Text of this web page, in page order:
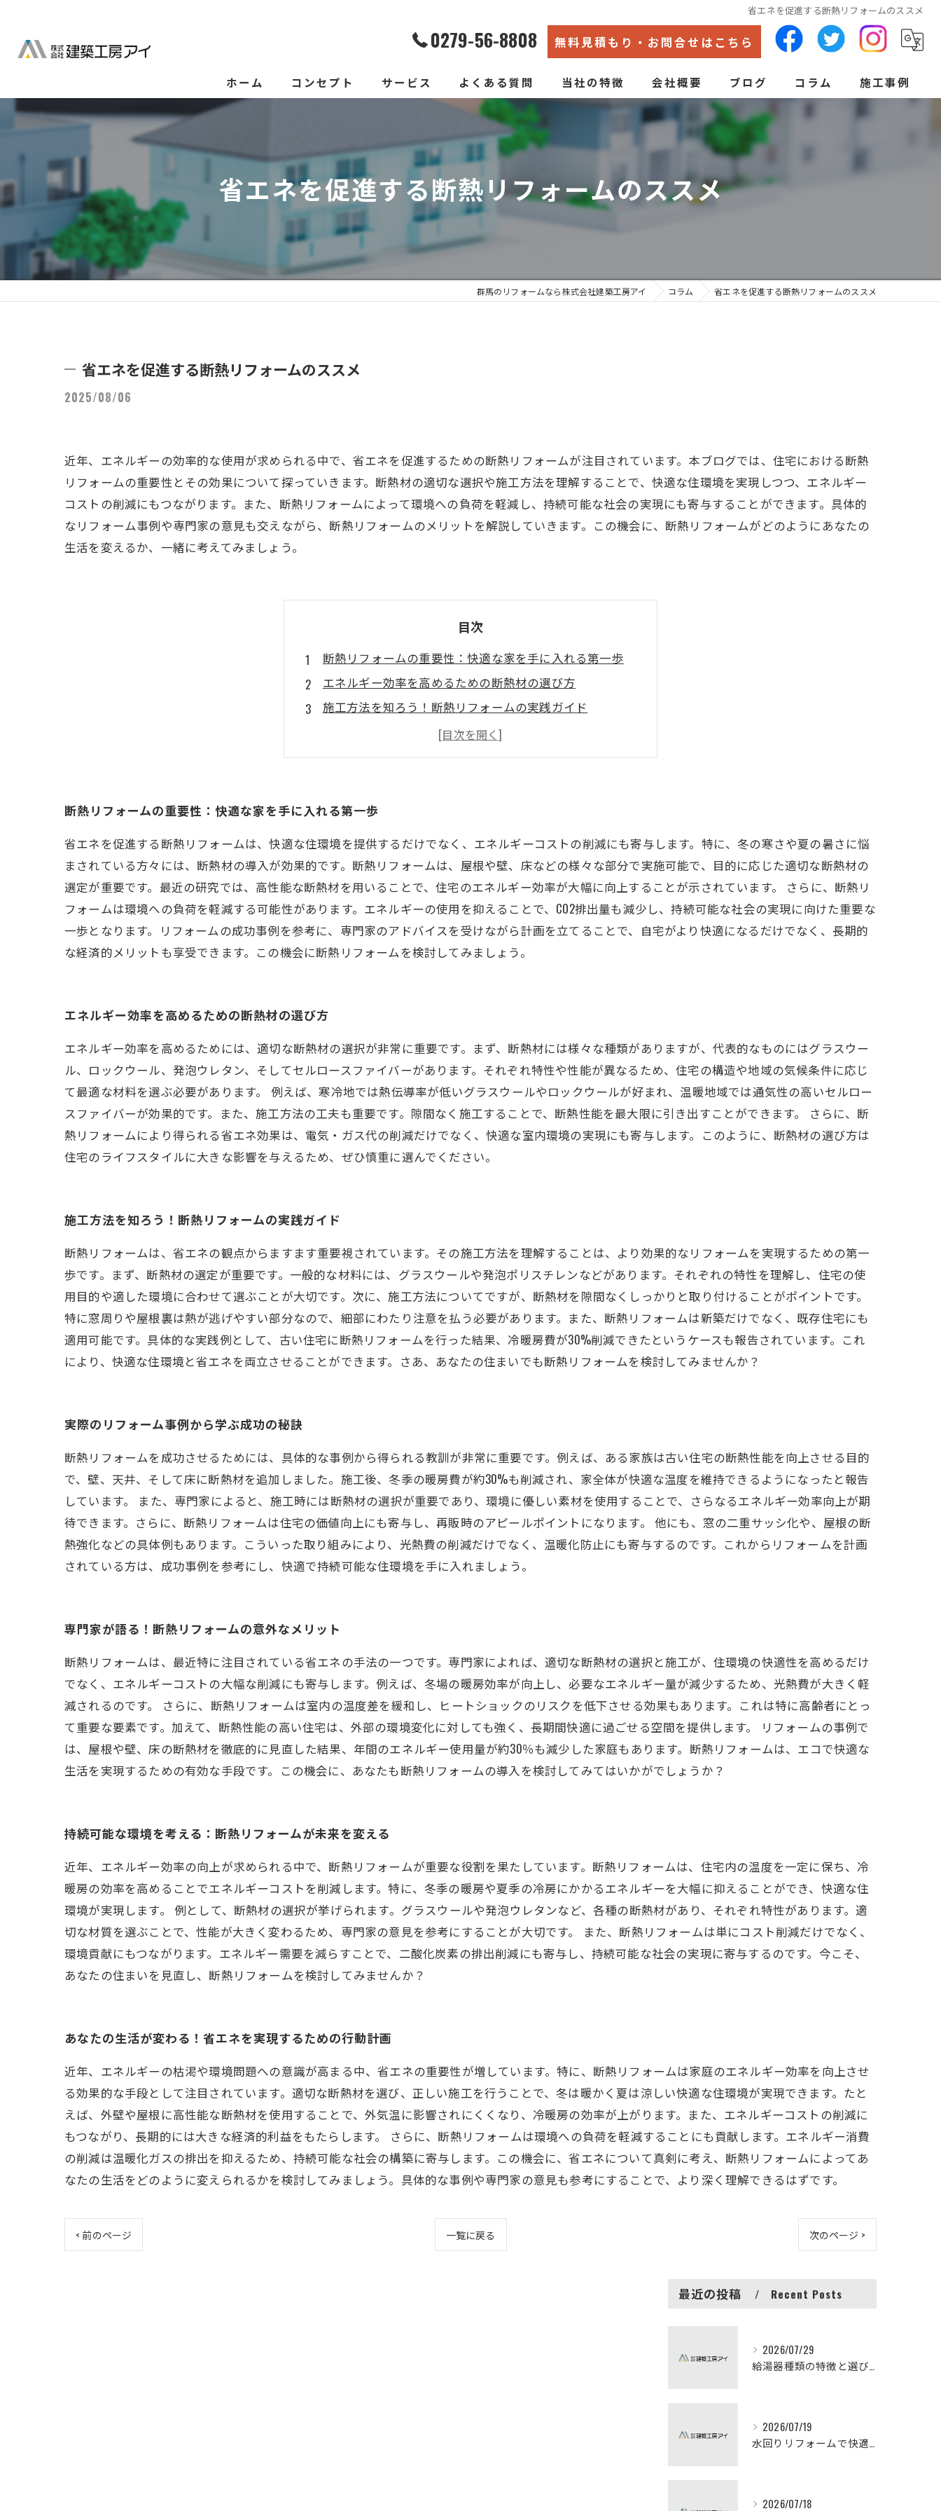
省エネを促進する断熱リフォームのススメ
0279-56-8808 無料見積もり・お問合せはこちら
ホーム コンセプト サービス
新築そっくりリフォーム
よくある質問 当社の特徴
水回り
断熱
会社概要
代表あいさつ
ブログ コラム 施工事例
省エネを促進する断熱リフォームのススメ
群馬のリフォームなら株式会社建築工房アイ コラム 省エネを促進する断熱リフォームのススメ
省エネを促進する断熱リフォームのススメ
2025/08/06
近年、エネルギーの効率的な使用が求められる中で、省エネを促進するための断熱リフォームが注目されています。本ブログでは、住宅における断熱
リフォームの重要性とその効果について探っていきます。断熱材の適切な選択や施工方法を理解することで、快適な住環境を実現しつつ、エネルギー
コストの削減にもつながります。また、断熱リフォームによって環境への負荷を軽減し、持続可能な社会の実現にも寄与することができます。具体的
なリフォーム事例や専門家の意見も交えながら、断熱リフォームのメリットを解説していきます。この機会に、断熱リフォームがどのようにあなたの
生活を変えるか、一緒に考えてみましょう。
目次
断熱リフォームの重要性：快適な家を手に入れる第一歩
エネルギー効率を高めるための断熱材の選び方
施工方法を知ろう！断熱リフォームの実践ガイド
実際のリフォーム事例から学ぶ成功の秘訣
専門家が語る！断熱リフォームの意外なメリット
あなたの生活が変わる！省エネを実現するための行動計画
断熱リフォームの重要性：快適な家を手に入れる第一歩
省エネを促進する断熱リフォームは、快適な住環境を提供するだけでなく、エネルギーコストの削減にも寄与します。特に、冬の寒さや夏の暑さに悩
まされている方々には、断熱材の導入が効果的です。断熱リフォームは、屋根や壁、床などの様々な部分で実施可能で、目的に応じた適切な断熱材の
選定が重要です。最近の研究では、高性能な断熱材を用いることで、住宅のエネルギー効率が大幅に向上することが示されています。 さらに、断熱リ
フォームは環境への負荷を軽減する可能性があります。エネルギーの使用を抑えることで、CO2排出量も減少し、持続可能な社会の実現に向けた重要な
一歩となります。リフォームの成功事例を参考に、専門家のアドバイスを受けながら計画を立てることで、自宅がより快適になるだけでなく、長期的
な経済的メリットも享受できます。この機会に断熱リフォームを検討してみましょう。
エネルギー効率を高めるための断熱材の選び方
エネルギー効率を高めるためには、適切な断熱材の選択が非常に重要です。まず、断熱材には様々な種類がありますが、代表的なものにはグラスウー
ル、ロックウール、発泡ウレタン、そしてセルロースファイバーがあります。それぞれ特性や性能が異なるため、住宅の構造や地域の気候条件に応じ
て最適な材料を選ぶ必要があります。 例えば、寒冷地では熱伝導率が低いグラスウールやロックウールが好まれ、温暖地域では通気性の高いセルロー
スファイバーが効果的です。また、施工方法の工夫も重要です。隙間なく施工することで、断熱性能を最大限に引き出すことができます。 さらに、断
熱リフォームにより得られる省エネ効果は、電気・ガス代の削減だけでなく、快適な室内環境の実現にも寄与します。このように、断熱材の選び方は
住宅のライフスタイルに大きな影響を与えるため、ぜひ慎重に選んでください。
施工方法を知ろう！断熱リフォームの実践ガイド
断熱リフォームは、省エネの観点からますます重要視されています。その施工方法を理解することは、より効果的なリフォームを実現するための第一
歩です。まず、断熱材の選定が重要です。一般的な材料には、グラスウールや発泡ポリスチレンなどがあります。それぞれの特性を理解し、住宅の使
用目的や適した環境に合わせて選ぶことが大切です。次に、施工方法についてですが、断熱材を隙間なくしっかりと取り付けることがポイントです。
特に窓周りや屋根裏は熱が逃げやすい部分なので、細部にわたり注意を払う必要があります。また、断熱リフォームは新築だけでなく、既存住宅にも
適用可能です。具体的な実践例として、古い住宅に断熱リフォームを行った結果、冷暖房費が30%削減できたというケースも報告されています。これ
により、快適な住環境と省エネを両立させることができます。さあ、あなたの住まいでも断熱リフォームを検討してみませんか？
実際のリフォーム事例から学ぶ成功の秘訣
断熱リフォームを成功させるためには、具体的な事例から得られる教訓が非常に重要です。例えば、ある家族は古い住宅の断熱性能を向上させる目的
で、壁、天井、そして床に断熱材を追加しました。施工後、冬季の暖房費が約30%も削減され、家全体が快適な温度を維持できるようになったと報告
しています。 また、専門家によると、施工時には断熱材の選択が重要であり、環境に優しい素材を使用することで、さらなるエネルギー効率向上が期
待できます。さらに、断熱リフォームは住宅の価値向上にも寄与し、再販時のアピールポイントになります。 他にも、窓の二重サッシ化や、屋根の断
熱強化などの具体例もあります。こういった取り組みにより、光熱費の削減だけでなく、温暖化防止にも寄与するのです。これからリフォームを計画
されている方は、成功事例を参考にし、快適で持続可能な住環境を手に入れましょう。
専門家が語る！断熱リフォームの意外なメリット
断熱リフォームは、最近特に注目されている省エネの手法の一つです。専門家によれば、適切な断熱材の選択と施工が、住環境の快適性を高めるだけ
でなく、エネルギーコストの大幅な削減にも寄与します。例えば、冬場の暖房効率が向上し、必要なエネルギー量が減少するため、光熱費が大きく軽
減されるのです。 さらに、断熱リフォームは室内の温度差を緩和し、ヒートショックのリスクを低下させる効果もあります。これは特に高齢者にとっ
て重要な要素です。加えて、断熱性能の高い住宅は、外部の環境変化に対しても強く、長期間快適に過ごせる空間を提供します。 リフォームの事例で
は、屋根や壁、床の断熱材を徹底的に見直した結果、年間のエネルギー使用量が約30％も減少した家庭もあります。断熱リフォームは、エコで快適な
生活を実現するための有効な手段です。この機会に、あなたも断熱リフォームの導入を検討してみてはいかがでしょうか？
持続可能な環境を考える：断熱リフォームが未来を変える
近年、エネルギー効率の向上が求められる中で、断熱リフォームが重要な役割を果たしています。断熱リフォームは、住宅内の温度を一定に保ち、冷
暖房の効率を高めることでエネルギーコストを削減します。特に、冬季の暖房や夏季の冷房にかかるエネルギーを大幅に抑えることができ、快適な住
環境が実現します。 例として、断熱材の選択が挙げられます。グラスウールや発泡ウレタンなど、各種の断熱材があり、それぞれ特性があります。適
切な材質を選ぶことで、性能が大きく変わるため、専門家の意見を参考にすることが大切です。 また、断熱リフォームは単にコスト削減だけでなく、
環境貢献にもつながります。エネルギー需要を減らすことで、二酸化炭素の排出削減にも寄与し、持続可能な社会の実現に寄与するのです。今こそ、
あなたの住まいを見直し、断熱リフォームを検討してみませんか？
あなたの生活が変わる！省エネを実現するための行動計画
近年、エネルギーの枯渇や環境問題への意識が高まる中、省エネの重要性が増しています。特に、断熱リフォームは家庭のエネルギー効率を向上させ
る効果的な手段として注目されています。適切な断熱材を選び、正しい施工を行うことで、冬は暖かく夏は涼しい快適な住環境が実現できます。たと
えば、外壁や屋根に高性能な断熱材を使用することで、外気温に影響されにくくなり、冷暖房の効率が上がります。また、エネルギーコストの削減に
もつながり、長期的には大きな経済的利益をもたらします。 さらに、断熱リフォームは環境への負荷を軽減することにも貢献します。エネルギー消費
の削減は温暖化ガスの排出を抑えるため、持続可能な社会の構築に寄与します。この機会に、省エネについて真剣に考え、断熱リフォームによってあ
なたの生活をどのように変えられるかを検討してみましょう。具体的な事例や専門家の意見も参考にすることで、より深く理解できるはずです。
< 前のページ 一覧に戻る 次のページ >
最近の投稿 Recent Posts
2026/07/29
給湯器種類の特徴と選び方ガイド
2026/07/19
水回りリフォームで快適な暮らしを実現する方法
2026/07/18